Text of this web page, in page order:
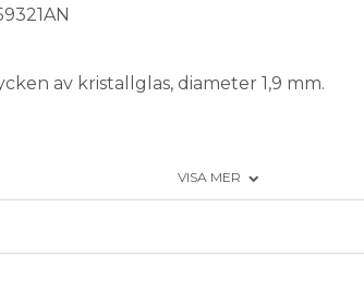
av kristallglas, diameter 1,9 mm.
VISA MER